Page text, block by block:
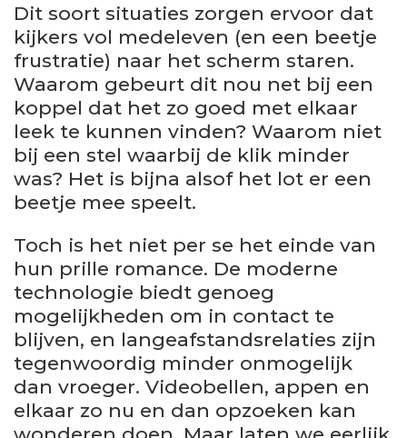
Dit soort situaties zorgen ervoor dat
kijkers vol medeleven (en een beetje
frustratie) naar het scherm staren.
Waarom gebeurt dit nou net bij een
koppel dat het zo goed met elkaar
leek te kunnen vinden? Waarom niet
bij een stel waarbij de klik minder
was? Het is bijna alsof het lot er een
beetje mee speelt.
Toch is het niet per se het einde van
hun prille romance. De moderne
technologie biedt genoeg
mogelijkheden om in contact te
blijven, en langeafstandsrelaties zijn
tegenwoordig minder onmogelijk
dan vroeger. Videobellen, appen en
elkaar zo nu en dan opzoeken kan